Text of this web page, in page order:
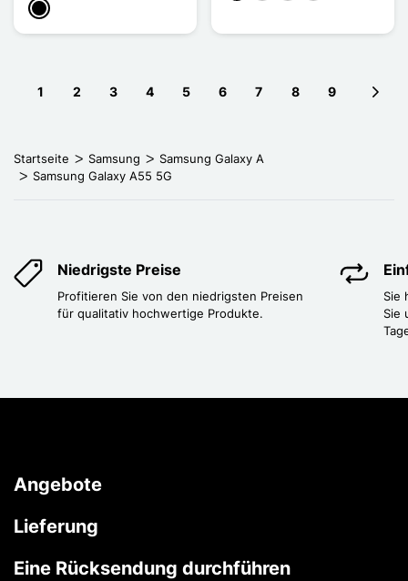
Schwarz
1 2 3 4 5 6 7 8 9
Startseite Samsung
Samsung Galaxy A
Samsung Galaxy A55 5G
Niedrigste Preise
Profitieren Sie von den niedrigsten Preisen
für qualitativ hochwertige Produkte.
Sie
Sie
Angebote
Lieferung
Eine Rücksendung durchführen